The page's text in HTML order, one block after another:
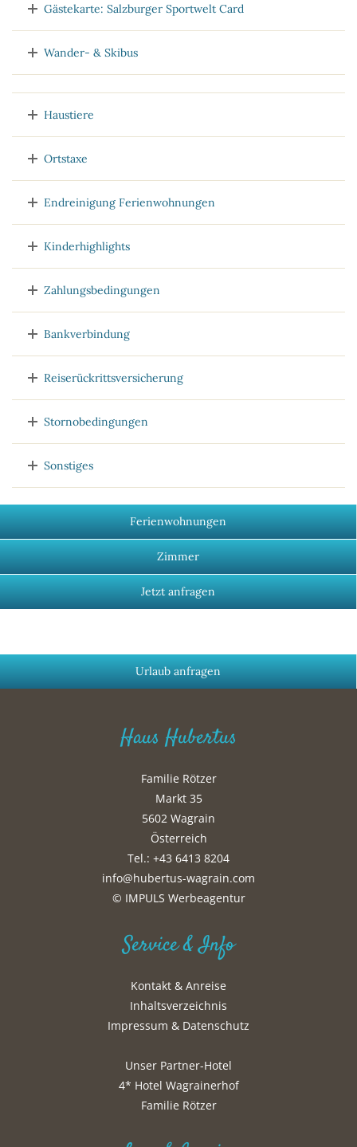
Gästekarte: Salzburger Sportwelt Card
Wander- & Skibus
Haustiere
Ortstaxe
Endreinigung Ferienwohnungen
Kinderhighlights
Zahlungsbedingungen
Bankverbindung
Reiserückrittsversicherung
Stornobedingungen
Sonstiges
Ferienwohnungen
Zimmer
Jetzt anfragen
Urlaub anfragen
Haus Hubertus
Familie Rötzer
Markt 35
5602 Wagrain
Österreich
Tel.: +43 6413 8204
info@hubertus-wagrain.com
© IMPULS Werbeagentur
Service & Info
Kontakt & Anreise
Inhaltsverzeichnis
Impressum & Datenschutz
Unser Partner-Hotel
4* Hotel Wagrainerhof
Familie Rötzer